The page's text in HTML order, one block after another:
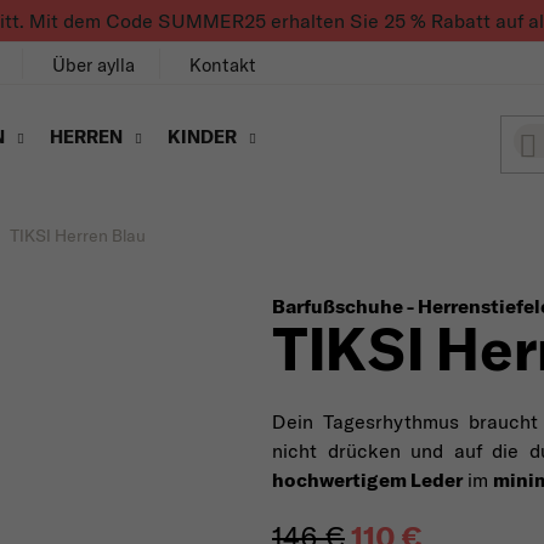
Mit dem Code SUMMER25 erhalten Sie 25 % Rabatt auf
Über aylla Kontakt
HERREN KINDER
TIKSI Herren Blau
Barfußschuhe -
TIKSI
Dein Tagesrhythmus braucht
nicht drücken und auf die
hochwertigem Lederim
146 € 110 €